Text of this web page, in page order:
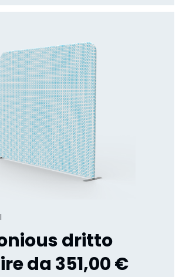
dritto
da 351,00 €